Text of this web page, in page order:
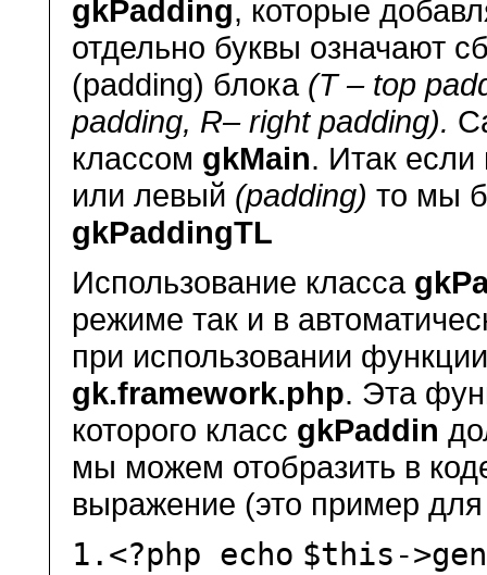
gkPadding, которые
отдельно буквы означают
(padding) блока (T – top
padding, R– right padding).
классом gkMain. Итак если
или левый (padding) то мы
gkPaddingTL
Использование класса
режиме так и в
при использовании
gk.framework.php. Эта
которого класс gkPaddin
мы можем отобразить в
выражение (это пример
1. <?php echo $this -